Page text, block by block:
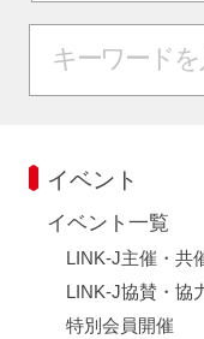
イベント
イベント一覧
LINK-J主催・共
LINK-J協賛・協
特別会員開催